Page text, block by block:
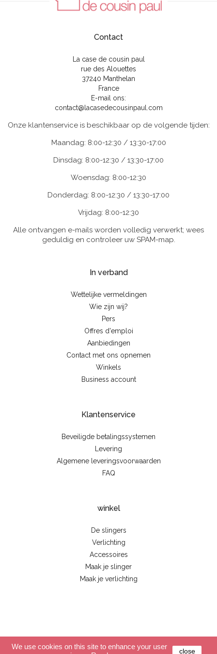
Contact
La case de cousin paul
rue des Alouettes
37240 Manthelan
France
E-mail ons:
contact@lacasedecousinpaul.com
Onze klantenservice is beschikbaar op de volgende tijden:
Maandag: 8:00-12:30 / 13:30-17:00
Dinsdag: 8:00-12:30 / 13:30-17:00
Woensdag: 8:00-12:30
Donderdag: 8:00-12:30 / 13:30-17:00
Vrijdag: 8:00-12:30
Alle ontvangen e-mails worden volledig verwerkt; wees
geduldig en controleer uw SPAM-map.
In verband
Wettelijke vermeldingen
Wie zijn wij?
Pers
Offres d'emploi
Aanbiedingen
Contact met ons opnemen
Winkels
Business account
Klantenservice
Beveiligde betalingssystemen
Levering
Algemene leveringsvoorwaarden
FAQ
winkel
De slingers
Verlichting
Accessoires
Maak je slinger
Maak je verlichting
We use cookies on this site to enhance your user
close
© 2026 - La case de cousin Paul